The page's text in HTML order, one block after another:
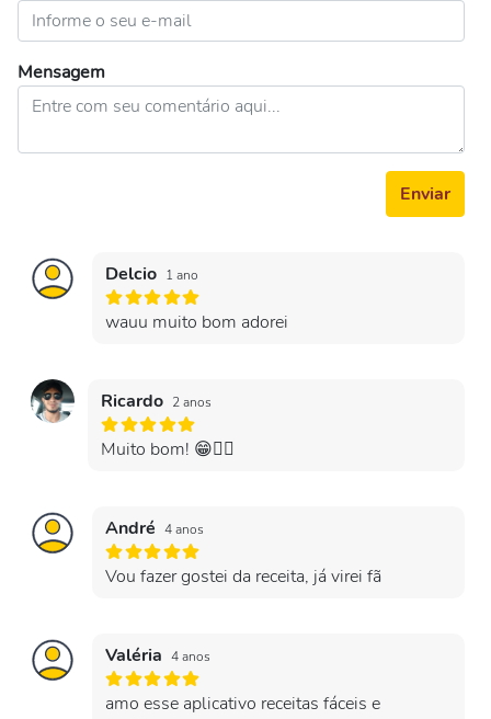
Mensagem
Enviar
Delcio 1 ano
wauu muito bom adorei
Ricardo 2 anos
Muito bom! 😁👍🏼
André 4 anos
Vou fazer gostei da receita, já virei fã
Valéria 4 anos
amo esse aplicativo receitas fáceis e